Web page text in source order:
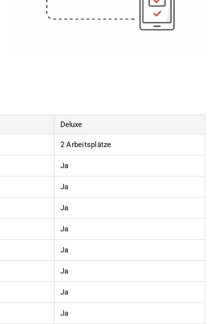
Deluxe
2 Arbeitsplätze
Ja
Ja
Ja
Ja
Ja
Ja
Ja
Ja